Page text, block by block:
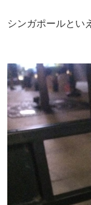
シンガポールとい